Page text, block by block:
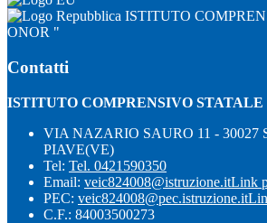
ISTITUTO
ONOR "
Contatti
ISTITUTO COMPRENSIVO
VIA NAZARIO SAURO 11 - 30027
PIAVE(VE)
Tel: Tel. 0421590350
Email: veic824008@istruzione.itLink
PEC: veic824008@pec.istruzione.it
C.F.: 84003500273